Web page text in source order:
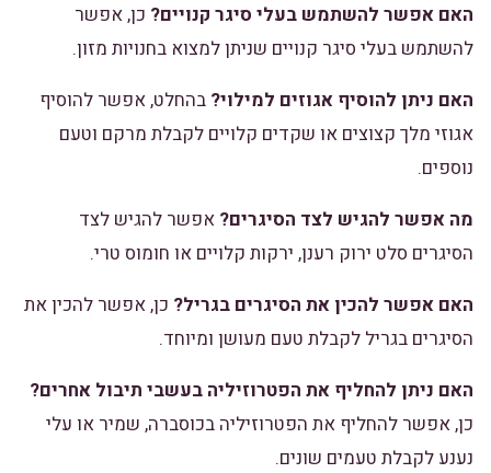
האם אפשר להשתמש בעלי סיגר קנויים? כן, אפשר
להשתמש בעלי סיגר קנויים שניתן למצוא בחנויות מזון.
האם ניתן להוסיף אגוזים למילוי? בהחלט, אפשר להוסיף
אגוזי מלך קצוצים או שקדים קלויים לקבלת מרקם וטעם
נוספים.
מה אפשר להגיש לצד הסיגרים? אפשר להגיש לצד
הסיגרים סלט ירוק רענן, ירקות קלויים או חומוס טרי.
האם אפשר להכין את הסיגרים בגריל? כן, אפשר להכין את
הסיגרים בגריל לקבלת טעם מעושן ומיוחד.
האם ניתן להחליף את הפטרוזיליה בעשבי תיבול אחרים?
כן, אפשר להחליף את הפטרוזיליה בכוסברה, שמיר או עלי
נענע לקבלת טעמים שונים.